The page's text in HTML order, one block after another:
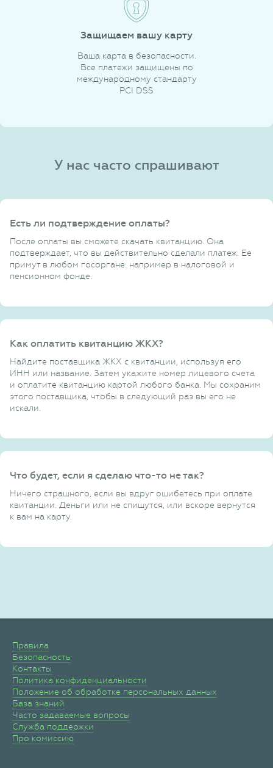
Защищаем вашу карту
Ваша карта в безопасности.
Все платежи защищены по
международному стандарту
PCI DSS
У нас часто спрашивают
Есть ли подтверждение оплаты?
После оплаты вы сможете скачать квитанцию. Она
подтверждает, что вы действительно сделали платеж. Ее
примут в любом госоргане: например в налоговой и
пенсионном фонде.
Как оплатить квитанцию ЖКХ?
Найдите поставщика ЖКХ с квитанции, используя его
ИНН или название. Затем укажите номер лицевого счета
и оплатите квитанцию картой любого банка. Мы сохраним
этого поставщика, чтобы в следующий раз вы его не
искали.
Что будет, если я сделаю что-то не так?
Ничего страшного, если вы вдруг ошибетесь при оплате
квитанции. Деньги или не спишутся, или вскоре вернутся
к вам на карту.
Правила
Безопасность
Контакты
Политика конфиденциальности
Положение об обработке персональных данных
База знаний
Часто задаваемые вопросы
Служба поддержки
Про комиссию